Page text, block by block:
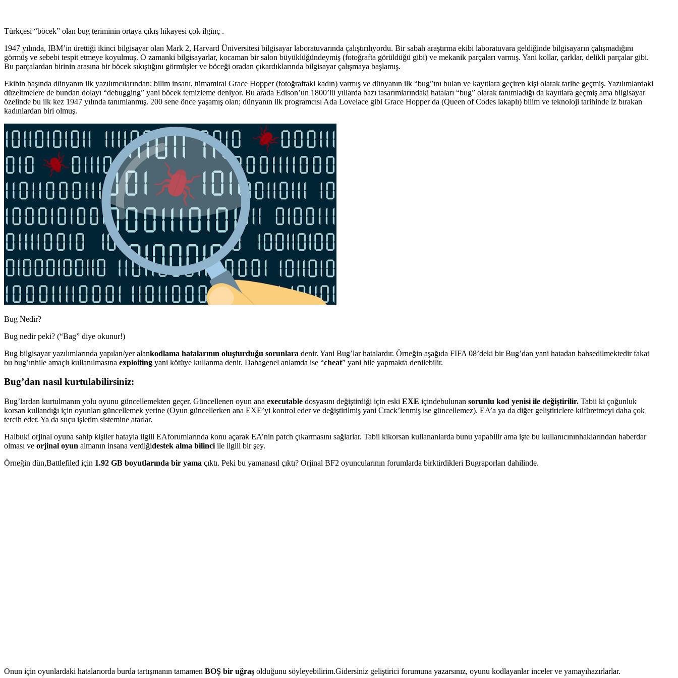
Türkçesi “böcek” olan bug teriminin ortaya çıkış hikayesi çok ilginç .
1947 yılında, IBM’in ürettiği ikinci bilgisayar olan Mark 2, Harvard Üniversitesi bilgisayar laboratuvarında çalıştırılıyordu. Bir sabah araştırma ekibi laboratuvara geldiğinde bilgisayarın çalışmadığını
görmüş ve sebebi tespit etmeye koyulmuş. O zamanki bilgisayarlar, kocaman bir salon büyüklüğündeymiş (fotoğrafta görüldüğü gibi) ve mekanik parçaları varmış. Yani kollar, çarklar, delikli parçalar gibi.
Bu parçalardan birinin arasına bir böcek sıkıştığını görmüşler ve böceği oradan çıkardıklarında bilgisayar çalışmaya başlamış.
Ekibin başında dünyanın ilk yazılımcılarından; bilim insanı, tümamiral Grace Hopper (fotoğraftaki kadın) varmış ve dünyanın ilk “bug”ını bulan ve kayıtlara geçiren kişi olarak tarihe geçmiş. Yazılımlardaki
düzeltmelere de bundan dolayı “debugging” yani böcek temizleme deniyor. Bu arada Edison’un 1800’lü yıllarda bazı tasarımlarındaki hataları “bug” olarak tanımladığı da kayıtlara geçmiş ama bilgisayar
özelinde bu ilk kez 1947 yılında tanımlanmış. 200 sene önce yaşamış olan; dünyanın ilk programcısı Ada Lovelace gibi Grace Hopper da (Queen of Codes lakaplı) bilim ve teknoloji tarihinde iz bırakan
kadınlardan biri olmuş.
Bug Nedir?
Bug nedir peki? (“Bag” diye okunur!)
Bug bilgisayar yazılımlarında yapılan/yer alankodlama hatalarının oluşturduğu sorunlara denir. Yani Bug’lar hatalardır. Örneğin aşağıda FIFA 08’deki bir Bug’dan yani hatadan bahsedilmektedir fakat
bu bug’ınhile amaçlı kullanılmasına exploiting yani kötüye kullanma denir. Dahagenel anlamda ise “cheat” yani hile yapmakta denilebilir.
Bug’dan nasıl kurtulabilirsiniz:
Bug’lardan kurtulmanın yolu oyunu güncellemekten geçer. Güncellenen oyun ana executable dosyasını değiştirdiği için eski EXE içindebulunan sorunlu kod yenisi ile değiştirilir. Tabii ki çoğunluk
korsan kullandığı için oyunları güncellemek yerine (Oyun güncellerken ana EXE’yi kontrol eder ve değiştirilmiş yani Crack’lenmiş ise güncellemez). EA’a ya da diğer geliştiriclere küfüretmeyi daha çok
tercih eder. Ya da suçu işletim sistemine atarlar.
Halbuki orjinal oyuna sahip kişiler hatayla ilgili EAforumlarında konu açarak EA’nin patch çıkarmasını sağlarlar. Tabii kikorsan kullananlarda bunu yapabilir ama işte bu kullanıcınınhaklarından haberdar
olması ve orjinal oyun almanın insana verdiğidestek alma bilinci ile ilgili bir şey.
Örneğin dün,Battlefiled için 1.92 GB boyutlarında bir yama çıktı. Peki bu yamanasıl çıktı? Orjinal BF2 oyuncularının forumlarda birktirdikleri Bugraporları dahilinde.
Onun için oyunlardaki hatalarıorda burda tartışmanın tamamen BOŞ bir uğraş olduğunu söyleyebilirim.Gidersiniz geliştirici forumuna yazarsınız, oyunu kodlayanlar inceler ve yamayıhazırlarlar.